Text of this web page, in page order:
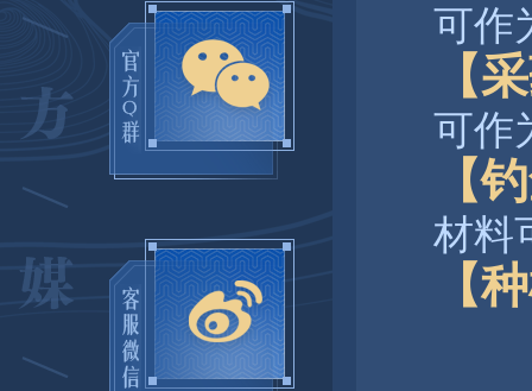
可作
【
可作
【
材料
【